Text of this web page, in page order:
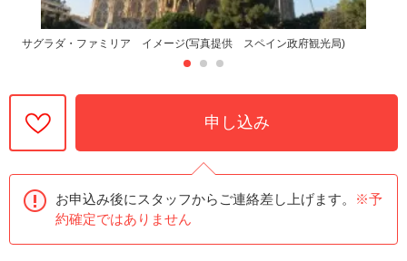
サグラダ・ファミリア イメージ(写真提供 スペイン政府観光局)
申し込み
お申込み後にスタッフからご連絡差し上げます。
※予
約確定ではありません